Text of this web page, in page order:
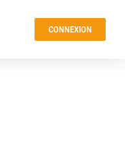
CONNEXION